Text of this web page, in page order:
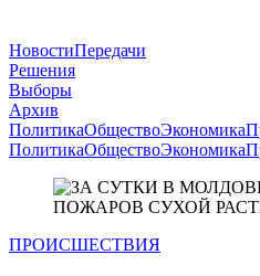
НовостиПередачи
Решения
Выборы
Архив
ПолитикаОбществоЭкономика
ПолитикаОбществоЭкономика
ПРОИСШЕСТВИЯ